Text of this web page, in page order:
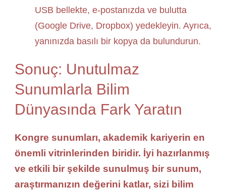
USB bellekte, e-postanızda ve bulutta
(Google Drive, Dropbox) yedekleyin. Ayrıca,
yanınızda basılı bir kopya da bulundurun.
Sonuç: Unutulmaz
Sunumlarla Bilim
Dünyasında Fark Yaratın
Kongre sunumları, akademik kariyerin en
önemli vitrinlerinden biridir. İyi hazırlanmış
ve etkili bir şekilde sunulmuş bir sunum,
araştırmanızın değerini katlar, sizi bilim